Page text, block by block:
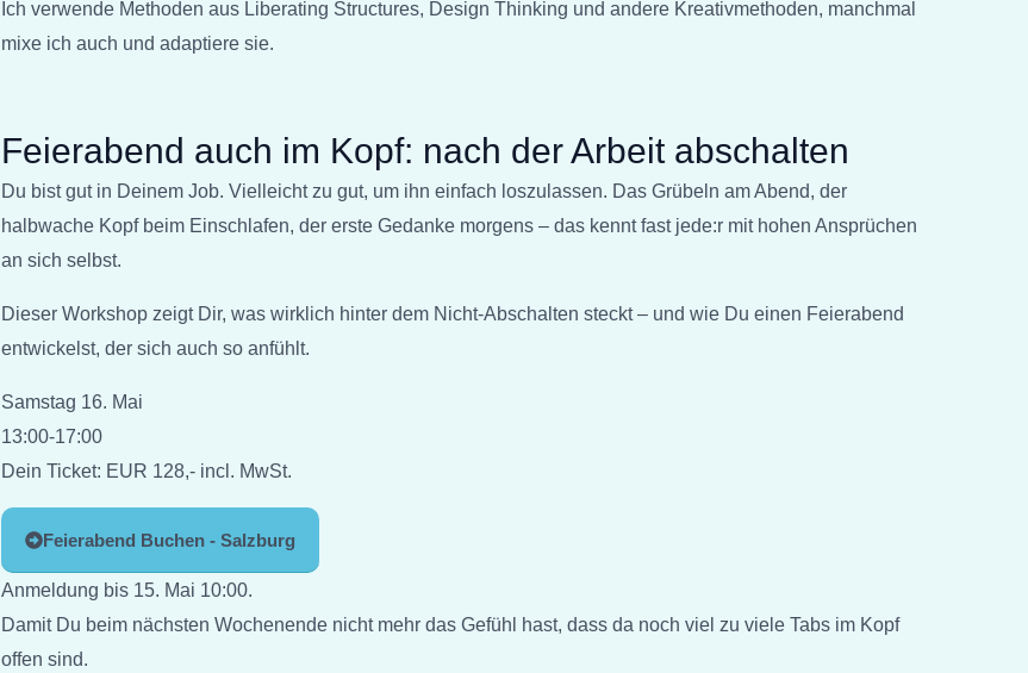
Ich verwende Methoden aus Liberating Structures, Design Thinking und andere Kreativmethoden, manchmal
mixe ich auch und adaptiere sie.
Feierabend auch im Kopf: nach der Arbeit abschalten
Du bist gut in Deinem Job. Vielleicht zu gut, um ihn einfach loszulassen. Das Grübeln am Abend, der
halbwache Kopf beim Einschlafen, der erste Gedanke morgens – das kennt fast jede:r mit hohen Ansprüchen
an sich selbst.
Dieser Workshop zeigt Dir, was wirklich hinter dem Nicht-Abschalten steckt – und wie Du einen Feierabend
entwickelst, der sich auch so anfühlt.
Samstag 16. Mai
13:00-17:00
Dein Ticket: EUR 128,- incl. MwSt.
Feierabend Buchen - Salzburg
Anmeldung bis 15. Mai 10:00.
Damit Du beim nächsten Wochenende nicht mehr das Gefühl hast, dass da noch viel zu viele Tabs im Kopf
offen sind.